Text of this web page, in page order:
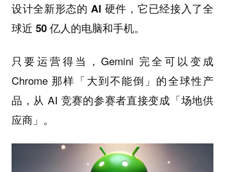
设计全新形态的 AI 硬件，它已经接入了全
球近 50 亿人的电脑和手机。
只要运营得当，Gemini 完全可以变成
Chrome 那样「大到不能倒」的全球性产
品，从 AI 竞赛的参赛者直接变成「场地供
应商」。